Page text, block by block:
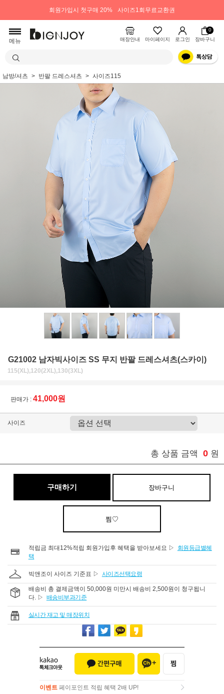
회원가입시 첫구매 20% 사이즈1회무료교환권
메뉴 매장안내 마이페이지 로그인
0
장바구니
남방/셔츠 반팔 드레스셔츠 사이즈115
G21002 남자빅사이즈 SS 무지 반팔 드레스셔츠(스카이)
115(XL),120(2XL),130(3XL)
판매가 : 41,000원
사이즈
총 상품 금액 0 원
구매하기 장바구니
찜♡
적립금 최대12%적립 회원가입후 혜택을 받아보세요 ▷
회원등급별혜
택
빅앤조이 사이즈 기준표 ▷ 사이즈선택요령
배송비 총 결제금액이 50,000원 미만시 배송비 2,500원이 청구됩니
다. ▷ 배송비부과기준
실시간 재고 및 매장위치
이벤트 페이포인트 적립 혜택 2배 UP!